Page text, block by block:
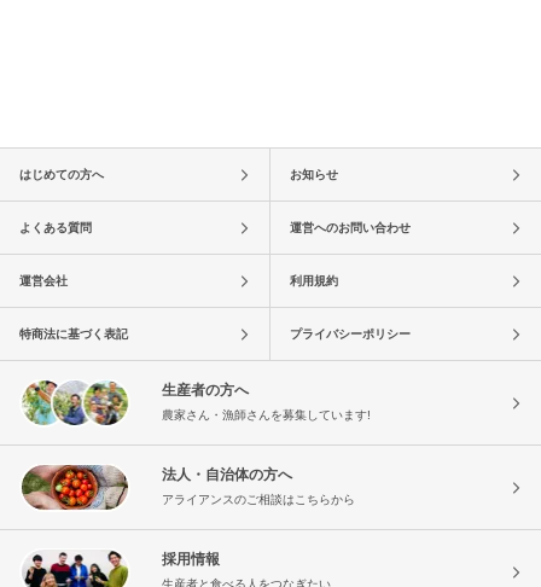
はじめての方へ お知らせ
よくある質問 運営へのお問い合わせ
運営会社 利用規約
特商法に基づく表記 プライバシーポリシー
生産者の方へ
農家さん・漁師さんを募集しています!
法人・自治体の方へ
アライアンスのご相談はこちらから
採用情報
生産者と食べる人をつなぎたい